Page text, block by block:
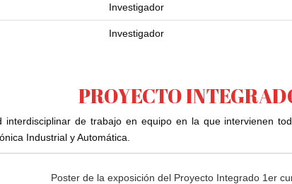
Investigador
Investigador
PROYECTO
interdisciplinar de trabajo en equipo en la que intervienen
Industrial y Automática.
Poster de la exposición del Proyecto Integrado 1er